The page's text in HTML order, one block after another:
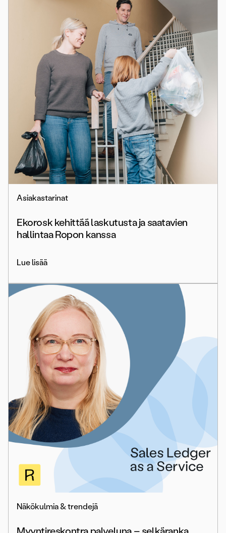
Asiakastarinat
Ekorosk kehittää laskutusta ja saatavien
hallintaa Ropon kanssa
Lue lisää
Näkökulmia & trendejä